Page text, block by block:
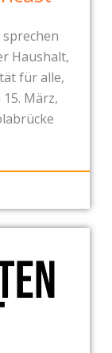
Haushalt,
für alle,
März,